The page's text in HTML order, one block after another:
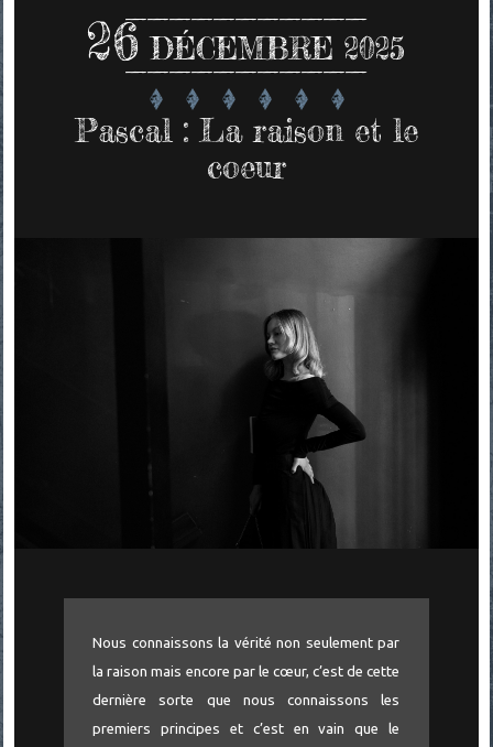
26 DÉCEMBRE 2025
Pascal : La raison et le
coeur
Nous connaissons la vérité non seulement par
la raison mais encore par le cœur, c’est de cette
dernière sorte que nous connaissons les
premiers principes et c’est en vain que le